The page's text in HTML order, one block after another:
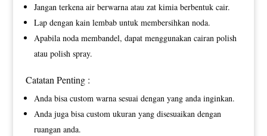
Jangan terkena air berwarna atau zat kimia berbentuk cair.
Lap dengan kain lembab untuk membersihkan noda.
Apabila noda membandel, dapat menggunakan cairan polish
atau polish spray.
Catatan Penting :
Anda bisa custom warna sesuai dengan yang anda inginkan.
Anda juga bisa custom ukuran yang disesuaikan dengan
ruangan anda.